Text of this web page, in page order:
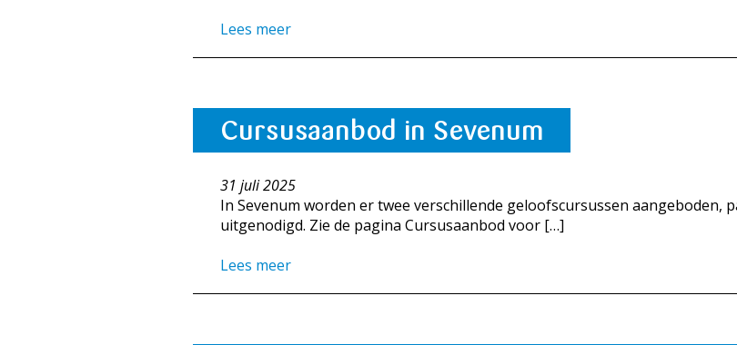
Lees meer
Cursusaanbod in Sevenum
31 juli 2025
In Sevenum worden er twee verschillende geloofscursussen aangeboden,
uitgenodigd. Zie de pagina Cursusaanbod voor […]
Lees meer